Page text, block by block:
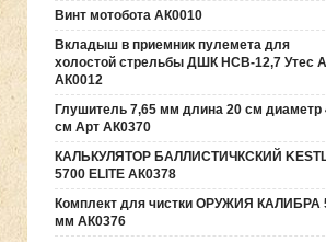
Винт мотобота АК0010
Вкладыш в приемник пулемета для
холостой стрельбы ДШК НСВ-12,7 Утес
АК0012
Глушитель 7,65 мм длина 20 см диаметр
см Арт АК0370
КАЛЬКУЛЯТОР БАЛЛИСТИЧКСКИЙ
5700 ELITE АК0378
Комплект для чистки ОРУЖИЯ КАЛИБРА
мм АК0376